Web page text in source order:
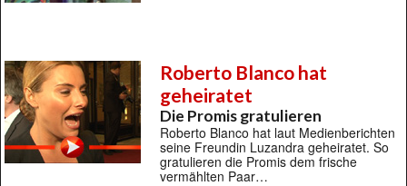
Roberto Blanco hat
geheiratet
Die Promis gratulieren
Roberto Blanco hat laut Medienberichten
seine Freundin Luzandra geheiratet. So
gratulieren die Promis dem frische
vermählten Paar…